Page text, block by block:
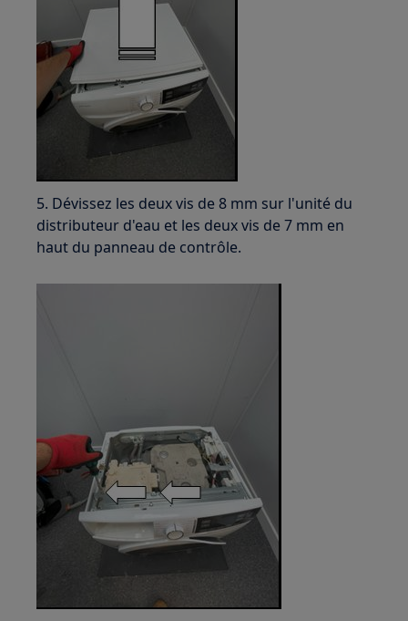
5. Dévissez les deux vis de 8 mm sur l'unité du
distributeur d'eau et les deux vis de 7 mm en
haut du panneau de contrôle.